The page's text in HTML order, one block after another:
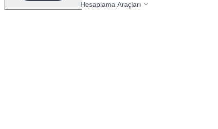
Hesaplama Araçları